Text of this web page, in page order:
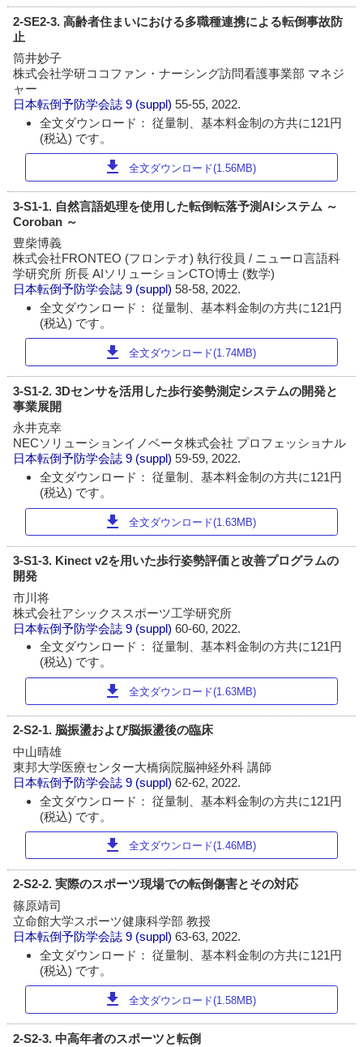
2-SE2-3. 高齢者住まいにおける多職種連携による転倒事故防
止
筒井妙子
株式会社学研ココファン・ナーシング訪問看護事業部 マネジ
ャー
日本転倒予防学会誌 9 (suppl)55-55, 2022.
全文ダウンロード： 従量制、基本料金制の方共に121円
(税込) です。
download 全文ダウンロード(1.56MB)
3-S1-1. 自然言語処理を使用した転倒転落予測AIシステム ～
Coroban ～
豊柴博義
株式会社FRONTEO (フロンテオ) 執行役員 / ニューロ言語科
学研究所 所長 AIソリューションCTO博士 (数学)
日本転倒予防学会誌 9 (suppl)58-58, 2022.
全文ダウンロード： 従量制、基本料金制の方共に121円
(税込) です。
download 全文ダウンロード(1.74MB)
3-S1-2. 3Dセンサを活用した歩行姿勢測定システムの開発と
事業展開
永井克幸
NECソリューションイノベータ株式会社 プロフェッショナル
日本転倒予防学会誌 9 (suppl)59-59, 2022.
全文ダウンロード： 従量制、基本料金制の方共に121円
(税込) です。
download 全文ダウンロード(1.63MB)
3-S1-3. Kinect v2を用いた歩行姿勢評価と改善プログラムの
開発
市川将
株式会社アシックススポーツ工学研究所
日本転倒予防学会誌 9 (suppl)60-60, 2022.
全文ダウンロード： 従量制、基本料金制の方共に121円
(税込) です。
download 全文ダウンロード(1.63MB)
2-S2-1. 脳振盪および脳振盪後の臨床
中山晴雄
東邦大学医療センター大橋病院脳神経外科 講師
日本転倒予防学会誌 9 (suppl)62-62, 2022.
全文ダウンロード： 従量制、基本料金制の方共に121円
(税込) です。
download 全文ダウンロード(1.46MB)
2-S2-2. 実際のスポーツ現場での転倒傷害とその対応
篠原靖司
立命館大学スポーツ健康科学部 教授
日本転倒予防学会誌 9 (suppl)63-63, 2022.
全文ダウンロード： 従量制、基本料金制の方共に121円
(税込) です。
download 全文ダウンロード(1.58MB)
2-S2-3. 中高年者のスポーツと転倒